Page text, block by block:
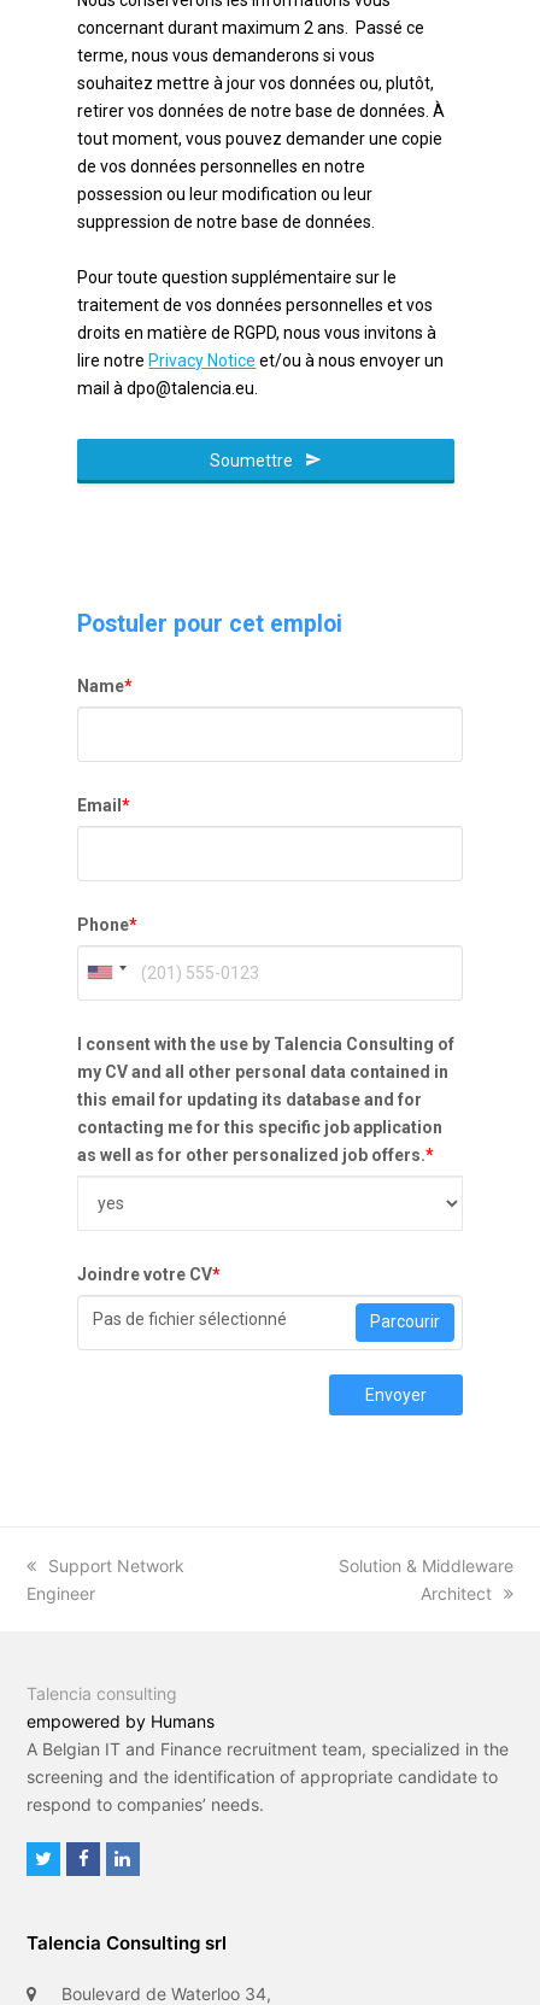
concernant durant maximum 2 ans. Passé ce
terme, nous vous demanderons si vous
souhaitez mettre à jour vos données ou, plutôt,
retirer vos données de notre base de données. À
tout moment, vous pouvez demander une copie
de vos données personnelles en notre
possession ou leur modification ou leur
suppression de notre base de données.
Pour toute question supplémentaire sur le
traitement de vos données personnelles et vos
droits en matière de RGPD, nous vous invitons à
lire notre Privacy Notice et/ou à nous envoyer un
mail à dpo@talencia.eu.
Soumettre
Postuler pour cet emploi
Name*
Email*
Phone*
I consent with the use by Talencia Consulting of
my CV and all other personal data contained in
this email for updating its database and for
contacting me for this specific job application
as well as for other personalized job offers.*
Joindre votre CV*
Pas de fichier sélectionné Parcourir
Envoyer
previous
post:
Support Network
Engineer
next
Solution & Middleware
Architect
Talencia consulting
empowered by Humans
A Belgian IT and Finance recruitment team, specialized in the
screening and the identification of appropriate candidate to
respond to companies’ needs.
t
F
e
b
k
e
Talencia Consulting srl
Boulevard de Waterloo 34,